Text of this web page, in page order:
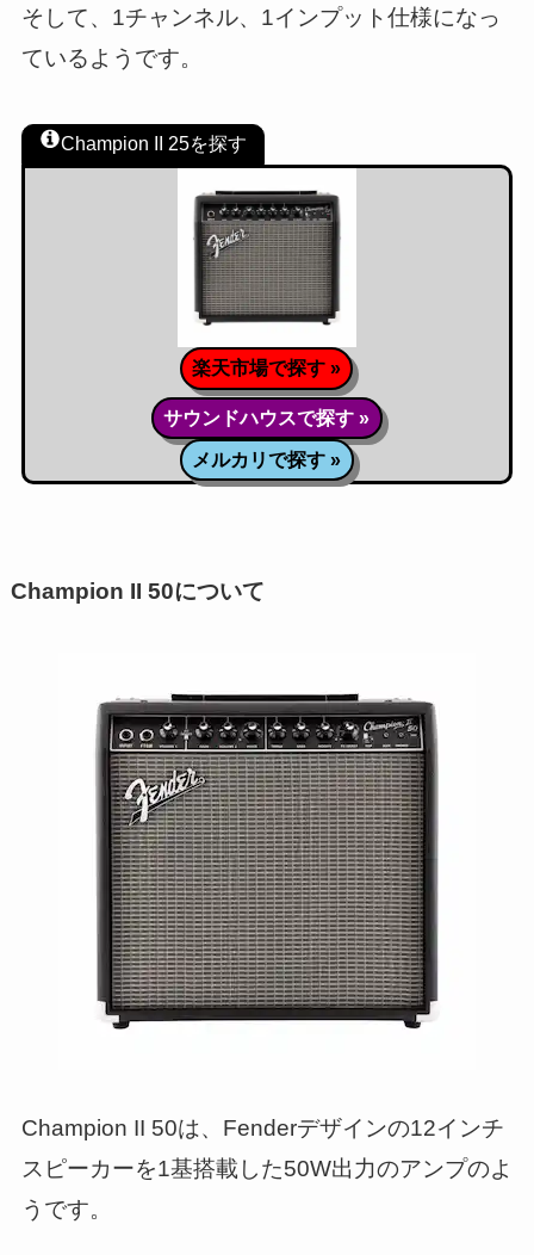
そして、1チャンネル、1インプット仕様になっ
ているようです。
Champion II 25を探す
楽天市場で探す »
サウンドハウスで探す »
メルカリで探す »
Champion II 50について
Champion II 50は、Fenderデザインの12インチ
スピーカーを1基搭載した50W出力のアンプのよ
うです。